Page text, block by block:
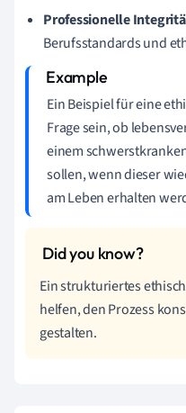
Professionelle
Berufsstandards und
Ein Beispiel für eine
Frage sein, ob
einem
sollen, wenn dieser
am Leben erhalten
Ein strukturiertes
helfen, den Prozess
gestalten.